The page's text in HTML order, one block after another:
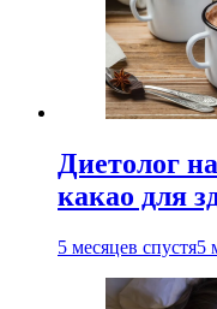
Диетолог
какао для
5 месяцев спустя5